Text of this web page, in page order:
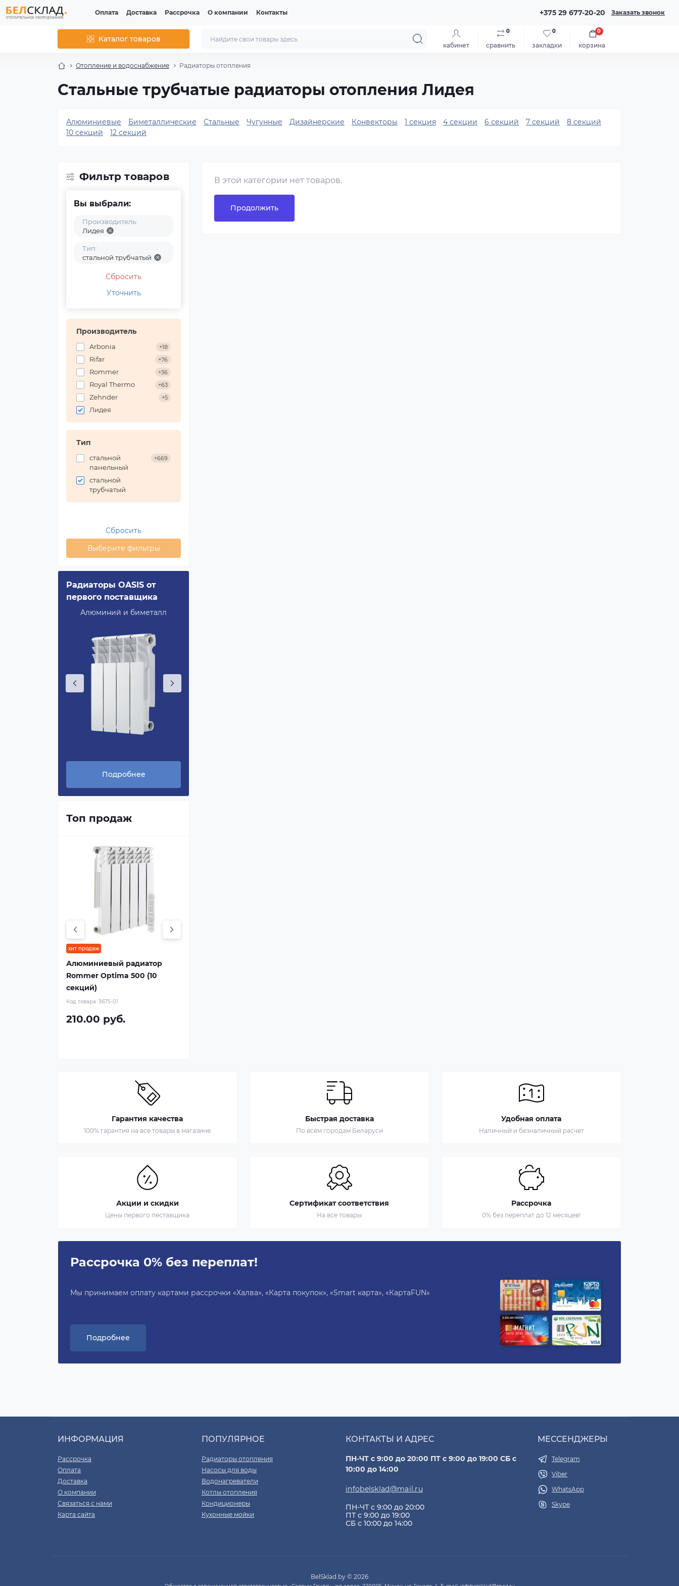
Оплата Доставка Рассрочка О компании Контакты +375 29 677-20-20 Заказать звонок
Каталог товаров
кабинет сравнить
0
закладки
0
корзина
0
Отопление и водоснабжение Радиаторы отопления
Стальные трубчатые радиаторы отопления Лидея
Алюминиевые Биметаллические Стальные Чугунные Дизайнерские Конвекторы 1 секция 4 секции 6 секций 7 секций
8 секций
10 секций
12 секций
Фильтр товаров
Вы выбрали:
Производитель:
Лидея
Тип:
стальной трубчатый
Сбросить
Уточнить
Производитель
Arbonia +18
Rifar +76
Rommer +36
Royal Thermo +63
Zehnder +5
Лидея
Тип
стальной
панельный
+669
стальной
трубчатый
Сбросить
Выберите фильтры
Радиаторы OASIS от
первого поставщика
Алюминий и биметалл
Подробнее
Топ продаж
хит продаж
Алюминиевый радиатор
Rommer Optima 500 (10
секций)
Код товара: 3675-01
210.00 руб.
В этой категории нет товаров.
Продолжить
Гарантия качества
100% гарантия на все товары в магазине
Быстрая доставка
По всем городам Беларуси
Удобная оплата
Наличный и безналичный расчет
Акции и скидки
Цены первого пеставщика
Сертификат соответствия
На все товары
Рассрочка
0% без переплат до 12 месяцев!
Рассрочка 0% без переплат!
Мы принимаем оплату картами рассрочки «Халва», «Карта покупок», «Smart карта», «КартаFUN»
Подробнее
ИНФОРМАЦИЯ
Рассрочка
Оплата
Доставка
О компании
Связаться с нами
Карта сайта
ПОПУЛЯРНОЕ
Радиаторы отопления
Насосы для воды
Водонагреватели
Котлы отопления
Кондиционеры
Кухонные мойки
КОНТАКТЫ И АДРЕС
ПН-ЧТ с 9:00 до 20:00 ПТ с 9:00 до 19:00 СБ с
10:00 до 14:00
infobelsklad@mail.ru
ПН-ЧТ с 9:00 до 20:00
ПТ с 9:00 до 19:00
СБ с 10:00 до 14:00
МЕССЕНДЖЕРЫ
Telegram
Viber
WhatsApp
Skype
BelSklad.by © 2026